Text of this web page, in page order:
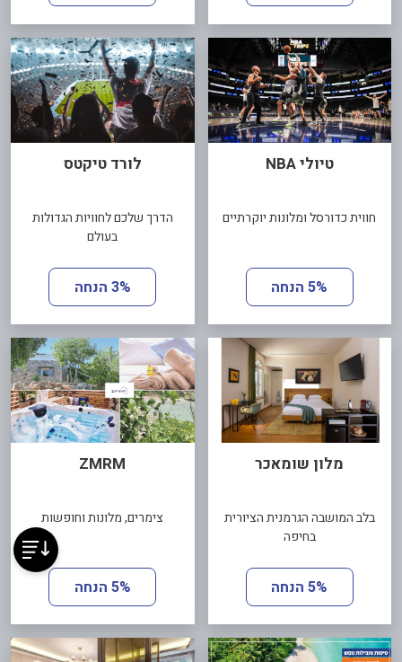
טיולי NBA
חווית כדורסל ומלונות יוקרתיים
5% הנחה
לורד טיקטס
הדרך שלכם לחוויות הגדולות
בעולם
3% הנחה
מלון שומאכר
בלב המושבה הגרמנית הציורית
בחיפה
5% הנחה
ZMRM
צימרים, מלונות וחופשות
5% הנחה